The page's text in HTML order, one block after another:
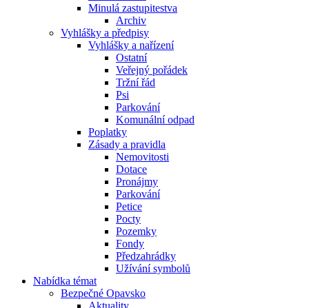
Minulá zastupitestva
Archiv
Vyhlášky a předpisy
Vyhlášky a nařízení
Ostatní
Veřejný pořádek
Tržní řád
Psi
Parkování
Komunální odpad
Poplatky
Zásady a pravidla
Nemovitosti
Dotace
Pronájmy
Parkování
Petice
Pocty
Pozemky
Fondy
Předzahrádky
Užívání symbolů
Nabídka témat
Bezpečné Opavsko